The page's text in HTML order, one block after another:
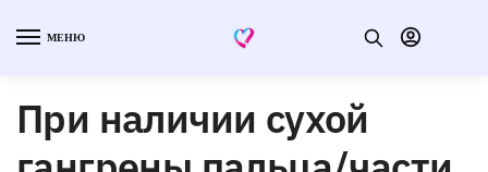
МЕНЮ
При наличии сухой